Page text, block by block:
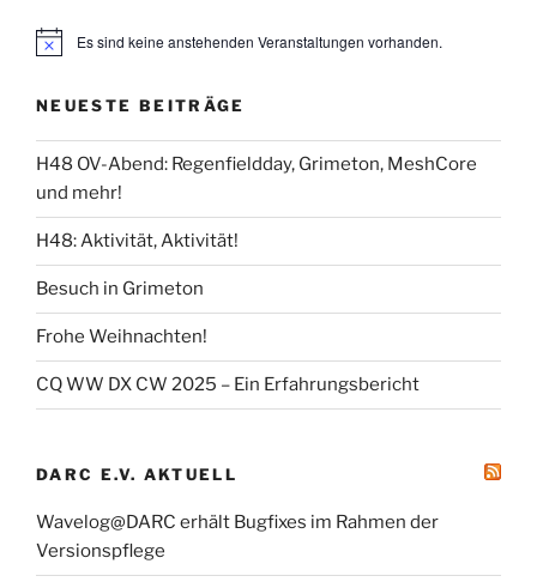
Es sind keine anstehenden Veranstaltungen vorhanden.
NEUESTE BEITRÄGE
H48 OV-Abend: Regenfieldday, Grimeton, MeshCore
und mehr!
H48: Aktivität, Aktivität!
Besuch in Grimeton
Frohe Weihnachten!
CQ WW DX CW 2025 – Ein Erfahrungsbericht
DARC E.V. AKTUELL
Wavelog@DARC erhält Bugfixes im Rahmen der
Versionspflege